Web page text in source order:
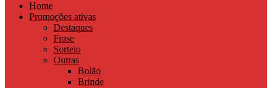
Home
Promoções ativas
Destaques
Frase
Sorteio
Outras
Bolão
Brinde